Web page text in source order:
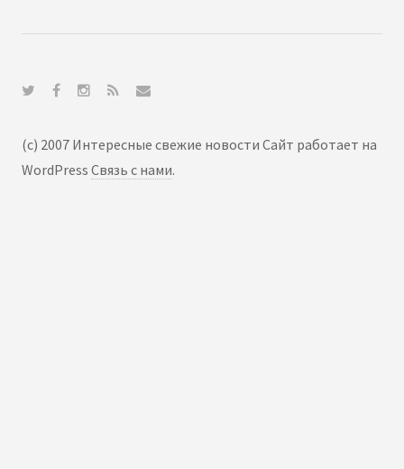
(c) 2007 Интересные свежие новости Сайт работает на
WordPress Связь с нами.